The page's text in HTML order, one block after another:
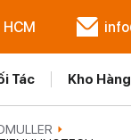
HCM
Tác Kho Hàng